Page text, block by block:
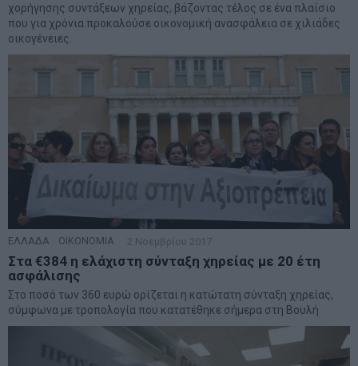
χορήγησης συντάξεων χηρείας, βάζοντας τέλος σε ένα πλαίσιο
που για χρόνια προκαλούσε οικονομική ανασφάλεια σε χιλιάδες
οικογένειες.
ΕΛΛΑΔΑ ΟΙΚΟΝΟΜΙΑ 2 Νοεμβρίου 2017
Στα €384 η ελάχιστη σύνταξη χηρείας με 20 έτη
ασφάλισης
Στο ποσό των 360 ευρώ ορίζεται η κατώτατη σύνταξη χηρείας,
σύμφωνα με τροπολογία που κατατέθηκε σήμερα στη Βουλή